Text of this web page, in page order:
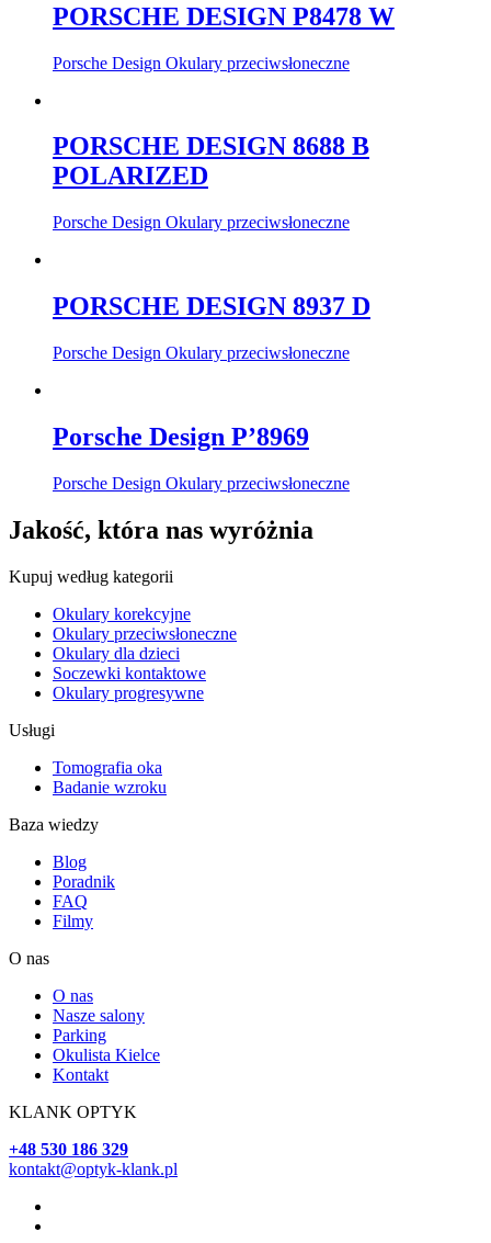
PORSCHE DESIGN P8478 W
Porsche Design Okulary przeciwsłoneczne
PORSCHE DESIGN 8688 B
POLARIZED
Porsche Design Okulary przeciwsłoneczne
PORSCHE DESIGN 8937 D
Porsche Design Okulary przeciwsłoneczne
Porsche Design P’8969
Porsche Design Okulary przeciwsłoneczne
Jakość, która nas wyróżnia
Kupuj według kategorii
Okulary korekcyjne
Okulary przeciwsłoneczne
Okulary dla dzieci
Soczewki kontaktowe
Okulary progresywne
Usługi
Tomografia oka
Badanie wzroku
Baza wiedzy
Blog
Poradnik
FAQ
Filmy
O nas
O nas
Nasze salony
Parking
Okulista Kielce
Kontakt
KLANK OPTYK
+48 530 186 329
kontakt@optyk-klank.pl